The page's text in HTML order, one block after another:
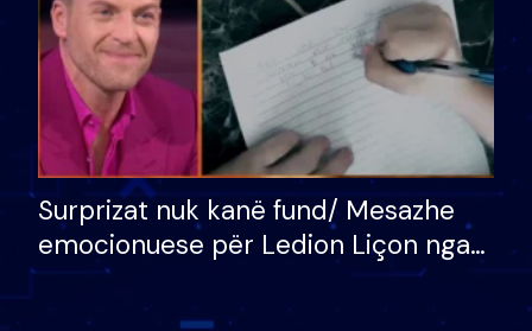
Surprizat nuk kanë fund/ Mesazhe
emocionuese për Ledion Liçon nga
nëna dhe fëmijët e tij, moderatori
nuk i mban dot lotët: Nuk meritoj…